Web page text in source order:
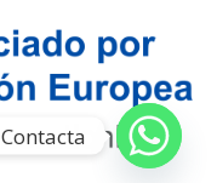
Contacta